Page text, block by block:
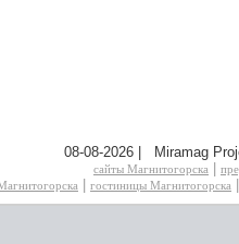
08-08-2026 | Miramag
сайты Магнитогорска
гостиницы Магнитогорска